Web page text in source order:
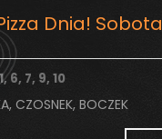
Dnia! Sobota
1, 6, 7, 9, 10
CZOSNEK, BOCZEK